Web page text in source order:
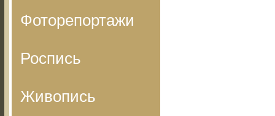
Фоторепортажи
Роспись
Живопись